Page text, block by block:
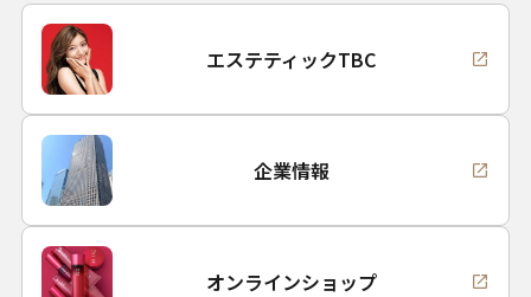
エステティックTBC
企業情報
オンラインショップ